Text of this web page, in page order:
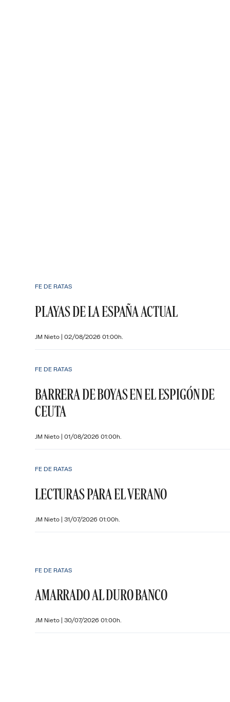
FE DE RATAS
PLAYAS DE LA ESPAÑA ACTUAL
JM Nieto | 02/08/2026 01:00h.
FE DE RATAS
BARRERA DE BOYAS EN EL ESPIGÓN DE
CEUTA
JM Nieto | 01/08/2026 01:00h.
FE DE RATAS
LECTURAS PARA EL VERANO
JM Nieto | 31/07/2026 01:00h.
FE DE RATAS
AMARRADO AL DURO BANCO
JM Nieto | 30/07/2026 01:00h.